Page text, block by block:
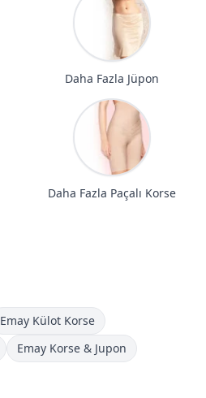
Daha Fazla Jüpon
Daha Fazla Paçalı Korse
Emay Külot Korse
Emay Korse & Jupon